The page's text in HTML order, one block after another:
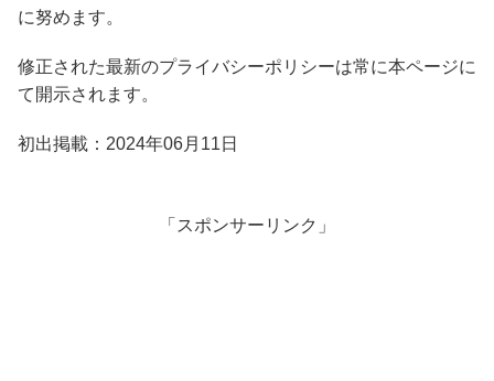
に努めます。
修正された最新のプライバシーポリシーは常に本ページに
て開示されます。
初出掲載：2024年06月11日
「スポンサーリンク」